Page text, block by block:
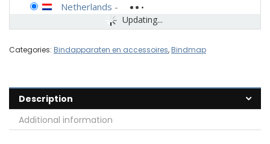
Updating...
Netherlands -
Categories: Bindapparaten en accessoires,Bindmap
Description
Additional information